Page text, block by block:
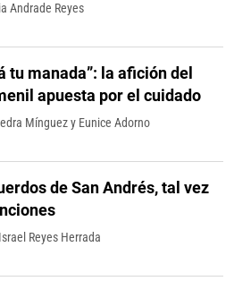
Andrade Reyes
tu manada”: la afición del
apuesta por el cuidado
Mínguezy Eunice Adorno
de San Andrés, tal vez
Reyes Herrada